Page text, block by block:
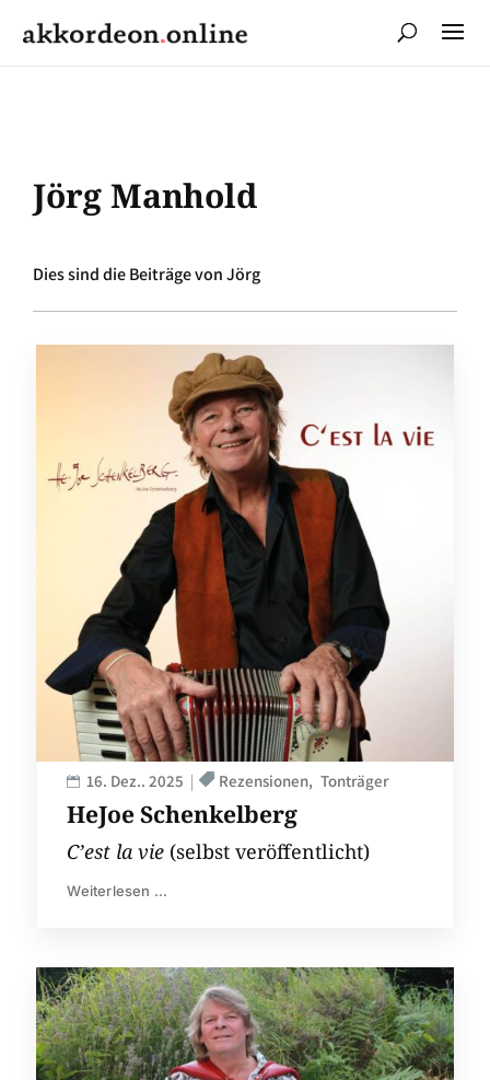
Jörg Manhold
Dies sind die Beiträge von Jörg
HeJoe Schenkelberg
16. Dez.. 2025 Rezensionen Tonträger
C’est la vie (selbst veröffentlicht)
Weiterlesen ...